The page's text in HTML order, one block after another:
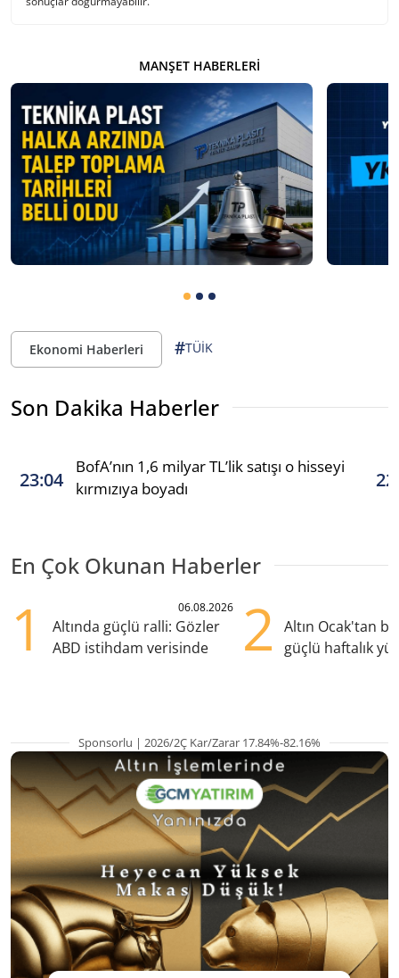
MANŞET HABERLERI
Ekonomi Haberleri #TÜİK
Son Dakika Haberler
23:04
BofA’nın 1,6 milyar TL’lik satışı o hisseyi
kırmızıya boyadı
En Çok Okunan Haberler
1 06.08.2026
Altında güçlü ralli: Gözler
ABD istihdam verisinde
2
Altın Ocak'tan
güçlü haftalık
Sponsorlu | 2026/2Ç Kar/Zarar 17.84%-82.16%